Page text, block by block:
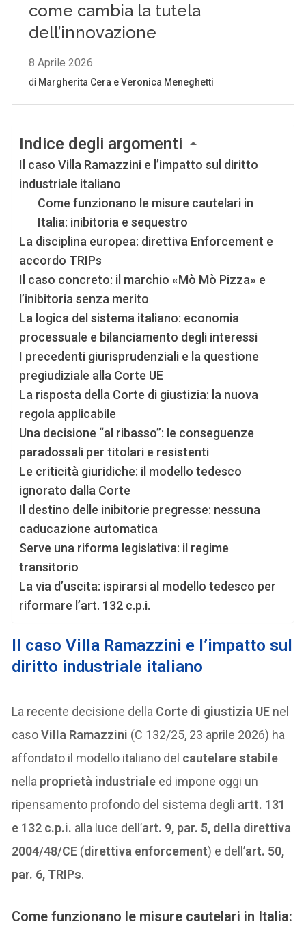
Indice degli argomenti
Il caso Villa Ramazzini e l’impatto sul diritto
industriale italiano
Come funzionano le misure cautelari in
Italia: inibitoria e sequestro
La disciplina europea: direttiva Enforcement e
accordo TRIPs
Il caso concreto: il marchio «Mò Mò Pizza» e
l’inibitoria senza merito
La logica del sistema italiano: economia
processuale e bilanciamento degli interessi
I precedenti giurisprudenziali e la questione
pregiudiziale alla Corte UE
La risposta della Corte di giustizia: la nuova
regola applicabile
Una decisione “al ribasso”: le conseguenze
paradossali per titolari e resistenti
Le criticità giuridiche: il modello tedesco
ignorato dalla Corte
Il destino delle inibitorie pregresse: nessuna
caducazione automatica
Serve una riforma legislativa: il regime
transitorio
La via d’uscita: ispirarsi al modello tedesco per
riformare l’art. 132 c.p.i.
Il caso Villa Ramazzini e l’impatto sul
diritto industriale italiano
La recente decisione della Corte di giustizia UE nel
casoVilla Ramazzini (C 132/25, 23 aprile 2026) ha
affondato il modello italiano del cautelare stabile
nella proprietà industriale ed impone oggi un
ripensamento profondo del sistema degli artt. 131
e 132 c.p.i. alla luce dell’art. 9, par. 5, della direttiva
2004/48/CE (direttiva enforcement) e dell’art. 50,
par. 6, TRIPs.
Come funzionano le misure cautelari in Italia: